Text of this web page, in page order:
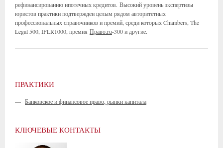
рефинансированию ипотечных кредитов. Высокий уровень экспертизы
юристов практики подтвержден целым рядом авторитетных
профессиональных справочников и премий, среди которых Chambers, The
Legal 500, IFLR1000, премия Право.ru-300 и другие.
ПРАКТИКИ
— Банковское и финансовое право, рынки капитала
КЛЮЧЕВЫЕ КОНТАКТЫ